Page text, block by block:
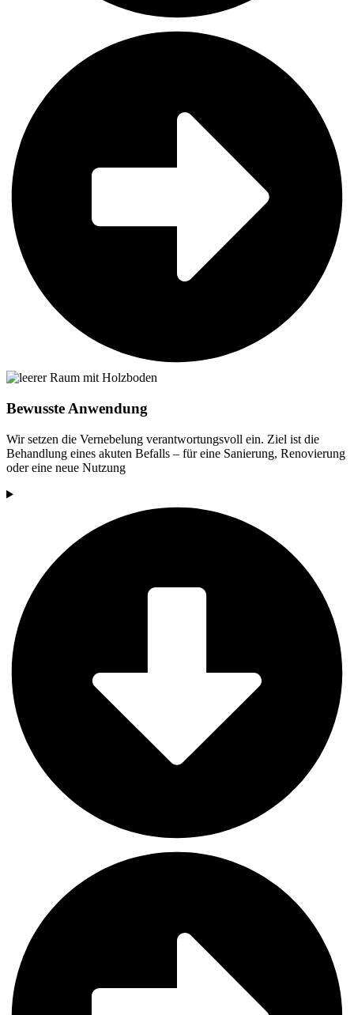
Bewusste Anwendung
Wir setzen die Vernebelung verantwortungsvoll ein. Ziel ist die
Behandlung eines akuten Befalls – für eine Sanierung, Renovierung
oder eine neue Nutzung